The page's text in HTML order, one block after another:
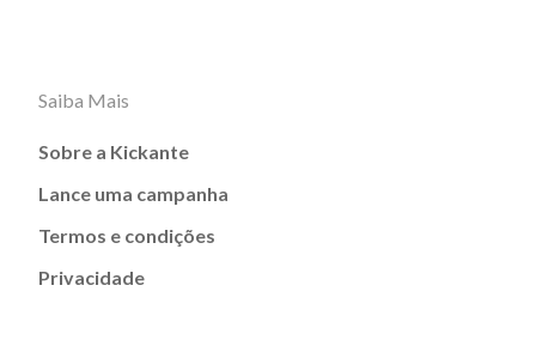
Saiba Mais
Sobre a Kickante
Lance uma campanha
Termos e condições
Privacidade